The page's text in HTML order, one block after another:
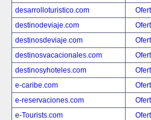
desarrolloturistico.com
destinodeviaje.com
destinosdeviaje.com
destinosvacacionales.com
destinosyhoteles.com
e-caribe.com
e-reservaciones.com
e-Tourists.com